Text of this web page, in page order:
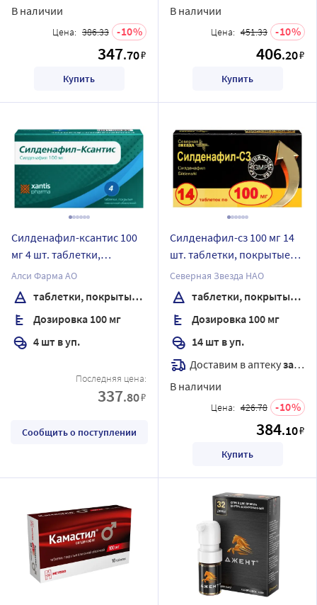
В наличии
Цена: 386.33 10
347.70₽
Купить
В наличии
Цена: 451.33 10
406.20₽
Купить
Силденафил-ксантис 100
мг 4 шт. таблетки,
покрытые пленочной
оболочкой
Алси Фарма АО
таблетки, покрытые пленочной оболочкой
Дозировка 100 мг
4 шт в уп.
Последняя цена:
337.80₽
Сообщить о поступлении
Силденафил-сз 100 мг 14
шт. таблетки, покрытые
пленочной оболочкой
Северная Звезда НАО
таблетки, покрытые пленочной оболочкой
Дозировка 100 мг
14 шт в уп.
Доставим в аптекузавтра
В наличии
Цена: 426.78 10
384.10₽
Купить